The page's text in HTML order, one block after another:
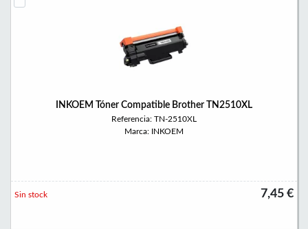
INKOEM Tóner Compatible Brother TN2510XL
Referencia: TN-2510XL
Marca: INKOEM
7,45 €
Sin stock